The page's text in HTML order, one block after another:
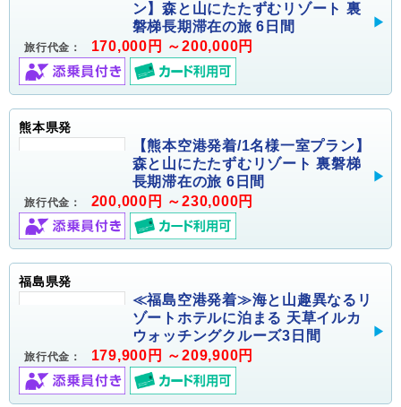
ン】森と山にたたずむリゾート 裏
磐梯長期滞在の旅 6日間
旅行代金： 170,000円 ～200,000円
熊本県発
【熊本空港発着/1名様一室プラン】
森と山にたたずむリゾート 裏磐梯
長期滞在の旅 6日間
旅行代金： 200,000円 ～230,000円
福島県発
≪福島空港発着≫海と山趣異なるリ
ゾートホテルに泊まる 天草イルカ
ウォッチングクルーズ3日間
旅行代金： 179,900円 ～209,900円